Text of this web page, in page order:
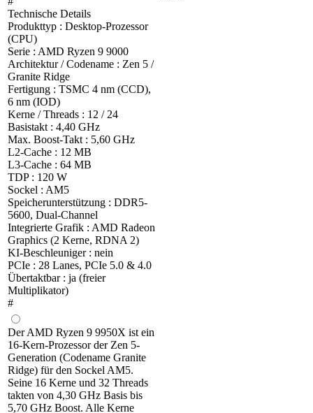
Technische Details
Produkttyp : Desktop-Prozessor
(CPU)
Serie : AMD Ryzen 9 9000
Architektur / Codename : Zen 5 /
Granite Ridge
Fertigung : TSMC 4 nm (CCD),
6 nm (IOD)
Kerne / Threads : 12 / 24
Basistakt : 4,40 GHz
Max. Boost-Takt : 5,60 GHz
L2-Cache : 12 MB
L3-Cache : 64 MB
TDP : 120 W
Sockel : AM5
Speicherunterstützung : DDR5-
5600, Dual-Channel
Integrierte Grafik : AMD Radeon
Graphics (2 Kerne, RDNA 2)
KI-Beschleuniger : nein
PCIe : 28 Lanes, PCIe 5.0 & 4.0
Übertaktbar : ja (freier
Multiplikator)
#
Der AMD Ryzen 9 9950X ist ein
16-Kern-Prozessor der Zen 5-
Generation (Codename Granite
Ridge) für den Sockel AM5.
Seine 16 Kerne und 32 Threads
takten von 4,30 GHz Basis bis
5,70 GHz Boost. Alle Kerne